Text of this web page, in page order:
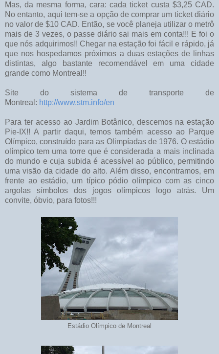
Mas, da mesma forma, cara: cada ticket custa $3,25 CAD.
No entanto, aqui tem-se a opção de comprar um ticket diário
no valor de $10 CAD. Então, se você planeja utilizar o metrô
mais de 3 vezes, o passe diário sai mais em conta!!! E foi o
que nós adquirimos!! Chegar na estação foi fácil e rápido, já
que nos hospedamos próximos a duas estações de linhas
distintas, algo bastante recomendável em uma cidade
grande como Montreal!!
Site do sistema de transporte de
Montreal: http://www.stm.info/en
Para ter acesso ao Jardim Botânico, descemos na estação
Pie-IX!! A partir daqui, temos também acesso ao Parque
Olímpico, construído para as Olimpíadas de 1976. O estádio
olímpico tem uma torre que é considerada a mais inclinada
do mundo e cuja subida é acessível ao público, permitindo
uma visão da cidade do alto. Além disso, encontramos, em
frente ao estádio, um típico pódio olímpico com as cinco
argolas símbolos dos jogos olímpicos logo atrás. Um
convite, óbvio, para fotos!!!
Estádio Olímpico de Montreal